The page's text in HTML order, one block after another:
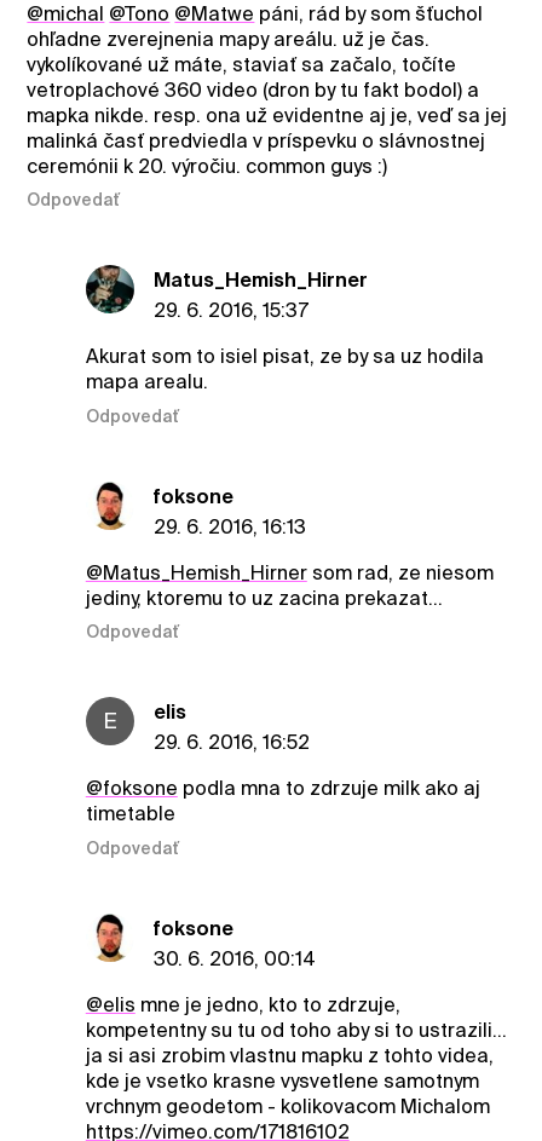
@michal @Tono @Matwe páni, rád by som šťuchol
ohľadne zverejnenia mapy areálu. už je čas.
vykolíkované už máte, staviať sa začalo, točíte
vetroplachové 360 video (dron by tu fakt bodol) a
mapka nikde. resp. ona už evidentne aj je, veď sa jej
malinká časť predviedla v príspevku o slávnostnej
ceremónii k 20. výročiu. common guys :)
Odpovedať
Matus_Hemish_Hirner
29. 6. 2016, 15:37
Akurat som to isiel pisat, ze by sa uz hodila
mapa arealu.
Odpovedať
foksone
29. 6. 2016, 16:13
@Matus_Hemish_Hirnersom rad, ze niesom
jediny, ktoremu to uz zacina prekazat...
Odpovedať
E
elis
29. 6. 2016, 16:52
@foksone podla mna to zdrzuje milk ako aj
timetable
Odpovedať
foksone
30. 6. 2016, 00:14
@elis mne je jedno, kto to zdrzuje,
kompetentny su tu od toho aby si to ustrazili...
ja si asi zrobim vlastnu mapku z tohto videa,
kde je vsetko krasne vysvetlene samotnym
vrchnym geodetom - kolikovacom Michalom
https://vimeo.com/171816102